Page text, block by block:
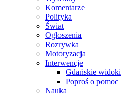
Komentarze
Polityka
Świat
Ogłoszenia
Rozrywka
Motoryzacja
Interwencje
Gdańskie widoki
Poproś o pomoc
Nauka